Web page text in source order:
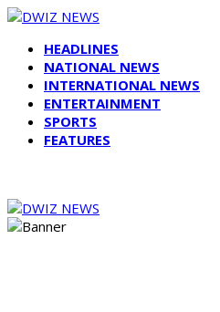
HEADLINES
NATIONAL NEWS
INTERNATIONAL NEWS
ENTERTAINMENT
SPORTS
FEATURES